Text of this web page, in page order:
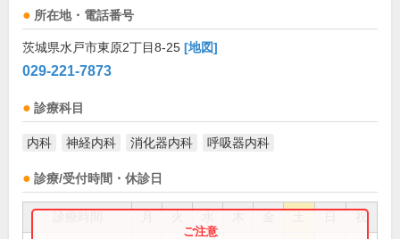
所在地・電話番号
茨城県水戸市東原2丁目8-25 [地図]
029-221-7873
診療科目
内科 神経内科 消化器内科 呼吸器内科
診療/受付時間・休診日
祝